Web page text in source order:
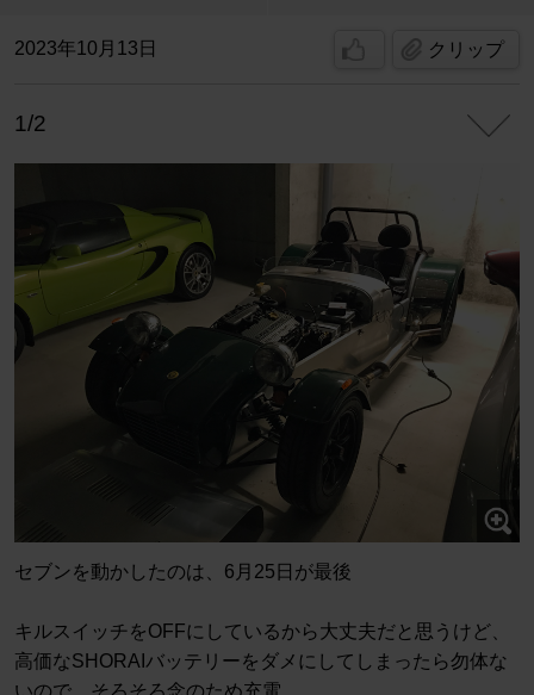
2023年10月13日 クリップ
1/2
セブンを動かしたのは、6月25日が最後
キルスイッチをOFFにしているから大丈夫だと思うけど、
高価なSHORAIバッテリーをダメにしてしまったら勿体な